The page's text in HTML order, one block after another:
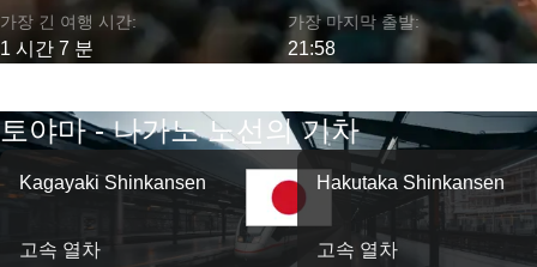
가장 긴 여행 시간:
1 시간 7 분
가장 마지막 출발:
21:58
토야마 - 나가노 노선의 기차
Kagayaki Shinkansen
고속 열차
Hakutaka Shinkansen
고속 열차